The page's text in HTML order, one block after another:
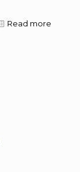
Read more